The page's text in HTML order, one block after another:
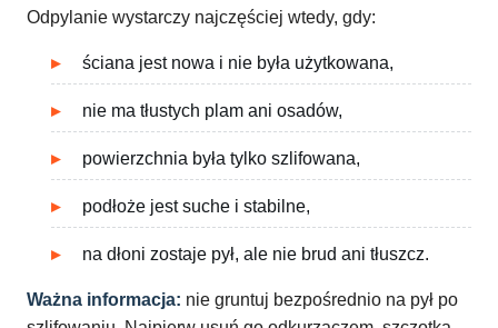
Odpylanie wystarczy najczęściej wtedy, gdy:
ściana jest nowa i nie była użytkowana,
nie ma tłustych plam ani osadów,
powierzchnia była tylko szlifowana,
podłoże jest suche i stabilne,
na dłoni zostaje pył, ale nie brud ani tłuszcz.
Ważna informacja: nie gruntuj bezpośrednio na pył po